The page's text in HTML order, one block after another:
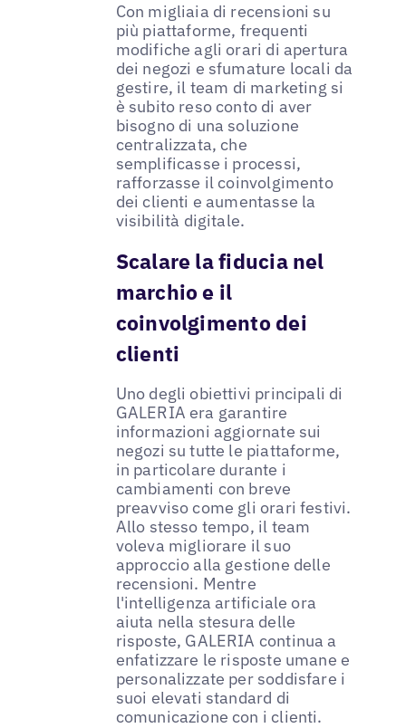
Con migliaia di recensioni su
più piattaforme, frequenti
modifiche agli orari di apertura
dei negozi e sfumature locali da
gestire, il team di marketing si
è subito reso conto di aver
bisogno di una soluzione
centralizzata, che
semplificasse i processi,
rafforzasse il coinvolgimento
dei clienti e aumentasse la
visibilità digitale.
Scalare la fiducia nel
marchio e il
coinvolgimento dei
clienti
Uno degli obiettivi principali di
GALERIA era garantire
informazioni aggiornate sui
negozi su tutte le piattaforme,
in particolare durante i
cambiamenti con breve
preavviso come gli orari festivi.
Allo stesso tempo, il team
voleva migliorare il suo
approccio alla gestione delle
recensioni. Mentre
l'intelligenza artificiale ora
aiuta nella stesura delle
risposte, GALERIA continua a
enfatizzare le risposte umane e
personalizzate per soddisfare i
suoi elevati standard di
comunicazione con i clienti.